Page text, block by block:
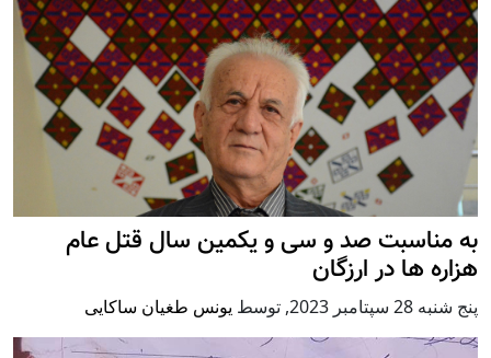
به مناسبت صد و سی و یکمین سال قتل عام
هزاره ها در ارزگان
پنج شنبه 28 سپتامبر 2023 , توسط یونس طغیان ساکایی